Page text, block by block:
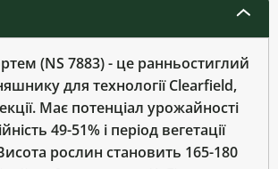
(NS 7883) - це ранньостиглий
для технології Clearfield,
Має потенціал урожайності
49-51% і період вегетації
рослин становить 165-180